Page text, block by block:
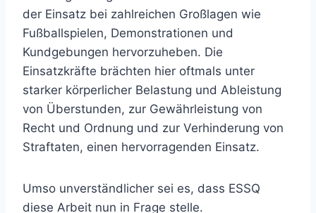
der Einsatz bei zahlreichen Großlagen wie
Fußballspielen, Demonstrationen und
Kundgebungen hervorzuheben. Die
Einsatzkräfte brächten hier oftmals unter
starker körperlicher Belastung und Ableistung
von Überstunden, zur Gewährleistung von
Recht und Ordnung und zur Verhinderung von
Straftaten, einen hervorragenden Einsatz.
Umso unverständlicher sei es, dass ESSQ
diese Arbeit nun in Frage stelle.